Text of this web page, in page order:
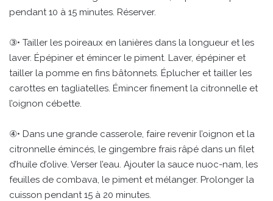
pendant 10 à 15 minutes. Réserver.
③• Tailler les poireaux en lanières dans la longueur et les
laver. Épépiner et émincer le piment. Laver, épépiner et
tailler la pomme en fins bâtonnets. Éplucher et tailler les
carottes en tagliatelles. Émincer finement la citronnelle et
l’oignon cébette.
④• Dans une grande casserole, faire revenir l’oignon et la
citronnelle émincés, le gingembre frais râpé dans un filet
d’huile d’olive. Verser l’eau. Ajouter la sauce nuoc-nam, les
feuilles de combava, le piment et mélanger. Prolonger la
cuisson pendant 15 à 20 minutes.